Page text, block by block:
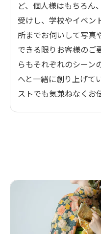
ど、個人様はもちろん
受けし、学校やイベン
所までお伺いして写真
できる限りお客様のご
らもそれぞれのシーン
へと一緒に創り上げて
ストでも気兼ねなくお